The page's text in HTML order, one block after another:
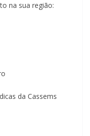
na sua região:
da Cassems